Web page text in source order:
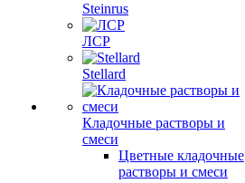
Steinrus
ЛСР
Stellard
Кладочные растворы и
смеси
Цветные кладочные
растворы и смеси